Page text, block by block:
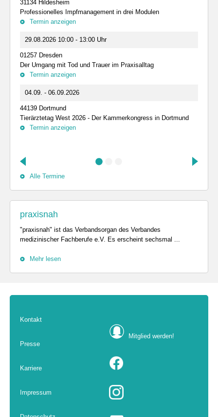
31134 Hildesheim
Professionelles Impfmanagement in drei Modulen
Termin anzeigen
29.08.2026 10:00 - 13:00 Uhr
01257 Dresden
Der Umgang mit Tod und Trauer im Praxisalltag
Termin anzeigen
04.09. - 06.09.2026
44139 Dortmund
Tierärztetag West 2026 - Der Kammerkongress in Dortmund
Termin anzeigen
Alle Termine
praxisnah
"praxisnah" ist das Verbandsorgan des Verbandes
medizinischer Fachberufe e.V. Es erscheint sechsmal ...
Mehr lesen
Kontakt
Presse
Karriere
Impressum
Mitglied werden!